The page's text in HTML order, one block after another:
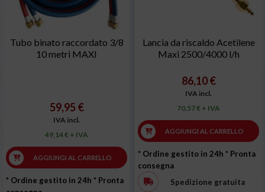
Tubo binato raccordato 3/8
10 metri MAXI
59,95 €
IVA incl.
49,14 € + IVA
AGGIUNGI AL CARRELLO
* Ordine gestito in 24h * Pronta
Lancia da riscaldo Acetilene
Maxi 2500/4000 l/h
86,10 €
IVA incl.
70,57 € + IVA
AGGIUNGI AL CARRELLO
* Ordine gestito in 24h * Pronta
consegna
Spedizione gratuita